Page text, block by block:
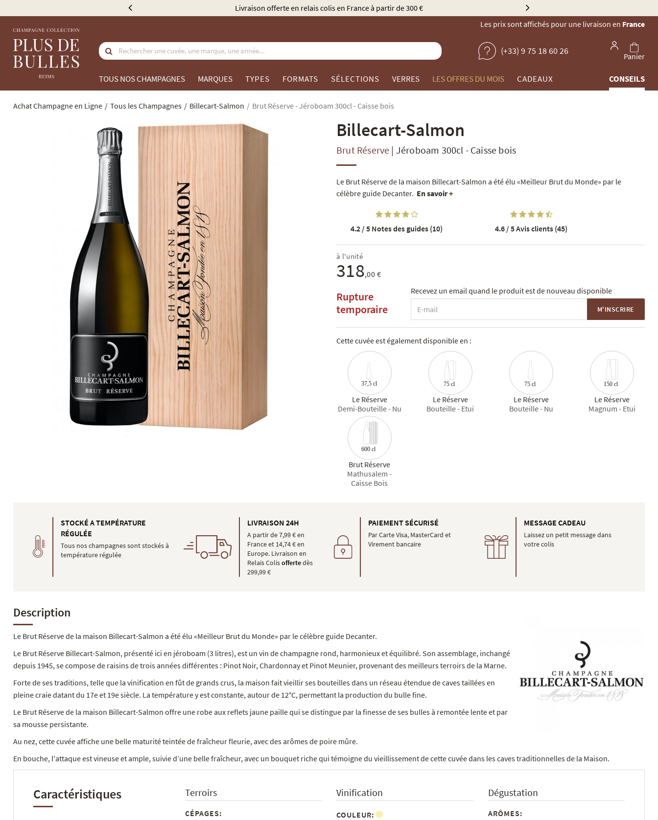
Élu Meilleur Caviste Champagne par Gault & Millau
Les prix sont affichés pour une livraison en France
(+33) 9 75 18 60 26
Panier
TOUS NOS CHAMPAGNES MARQUES TYPES FORMATS SÉLECTIONS VERRES LES OFFRES DU MOIS CADEAUX CONSEILS
Achat Champagne en Ligne Tous les Champagnes Billecart-Salmon Brut Réserve - Jéroboam 300cl - Caisse bois
Billecart-Salmon
Brut Réserve | Jéroboam 300cl - Caisse bois
Le Brut Réserve de la maison Billecart-Salmon a été élu «Meilleur Brut du Monde» par le
célèbre guide Decanter. En savoir+
4.2 / 5Notes des guides (10) 4.6 / 5Avis clients (45)
à l'unité
318,00 €
Rupture
temporaire
Recevez un email quand le produit est de nouveau disponible
M'INSCRIRE
Cette cuvée est également disponible en :
37,5 cl
Le Réserve
Demi-Bouteille - Nu
75 cl
Le Réserve
Bouteille - Etui
75 cl
Le Réserve
Bouteille - Nu
150 cl
Le Réserve
Magnum - Etui
600 cl
Brut Réserve
Mathusalem -
Caisse Bois
STOCKÉ A TEMPÉRATURE
RÉGULÉE
Tous nos champagnes sont stockés à
température régulée
LIVRAISON 24H
A partir de 7,99 € en
France et 14,74 € en
Europe. Livraison en
Relais Colisoffertedès
299,99 €
PAIEMENT SÉCURISÉ
Par Carte Visa, MasterCard et
Virement bancaire
MESSAGE CADEAU
Laissez un petit message dans
votre colis
Description
Le Brut Réserve de la maison Billecart-Salmon a été élu «Meilleur Brut du Monde» par le célèbre guide Decanter.
Le Brut Réserve Billecart-Salmon, présenté ici en jéroboam (3 litres), est un vin de champagne rond, harmonieux et équilibré. Son assemblage, inchangé
depuis 1945, se compose de raisins de trois années différentes : Pinot Noir, Chardonnay et Pinot Meunier, provenant des meilleurs terroirs de la Marne.
Forte de ses traditions, telle que la vinification en fût de grands crus, la maison fait vieillir ses bouteilles dans un réseau étendue de caves taillées en
pleine craie datant du 17e et 19e siècle. La température y est constante, autour de 12°C, permettant la production du bulle fine.
Le Brut Réserve de la maison Billecart-Salmon offre une robe aux reflets jaune paille qui se distingue par la finesse de ses bulles à remontée lente et par
sa mousse persistante.
Au nez, cette cuvée affiche une belle maturité teintée de fraîcheur fleurie, avec des arômes de poire mûre.
En bouche, l'attaque est vineuse et ample, suivie d’une belle fraîcheur, avec un bouquet riche qui témoigne du vieillissement de cette cuvée dans les caves traditionnelles de la Maison.
Caractéristiques Terroirs
CÉPAGES:
Vinification
COULEUR:
Dégustation
ARÔMES: